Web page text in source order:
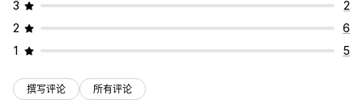
3
2
2
6
1
5
撰写评论 所有评论